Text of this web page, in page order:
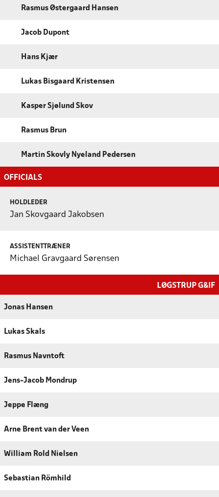
Rasmus Østergaard Hansen
Jacob Dupont
Hans Kjær
Lukas Bisgaard Kristensen
Kasper Sjølund Skov
Rasmus Brun
Martin Skovly Nyeland Pedersen
OFFICIALS
HOLDLEDER
Jan Skovgaard Jakobsen
ASSISTENTTRÆNER
Michael Gravgaard Sørensen
LØGSTRUP G&IF
Jonas Hansen
Lukas Skals
Rasmus Navntoft
Jens-Jacob Mondrup
Jeppe Flæng
Arne Brent van der Veen
William Rold Nielsen
Sebastian Römhild